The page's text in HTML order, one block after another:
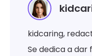
kidcaring,
Se dedica a